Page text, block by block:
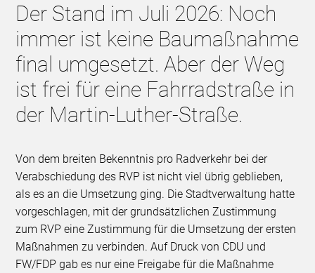
Der Stand im Juli 2026: Noch
immer ist keine Baumaßnahme
final umgesetzt. Aber der Weg
ist frei für eine Fahrradstraße in
der Martin-Luther-Straße.
Von dem breiten Bekenntnis pro Radverkehr bei der
Verabschiedung des RVP ist nicht viel übrig geblieben,
als es an die Umsetzung ging. Die Stadtverwaltung hatte
vorgeschlagen, mit der grundsätzlichen Zustimmung
zum RVP eine Zustimmung für die Umsetzung der ersten
Maßnahmen zu verbinden. Auf Druck von CDU und
FW/FDP gab es nur eine Freigabe für die Maßnahme